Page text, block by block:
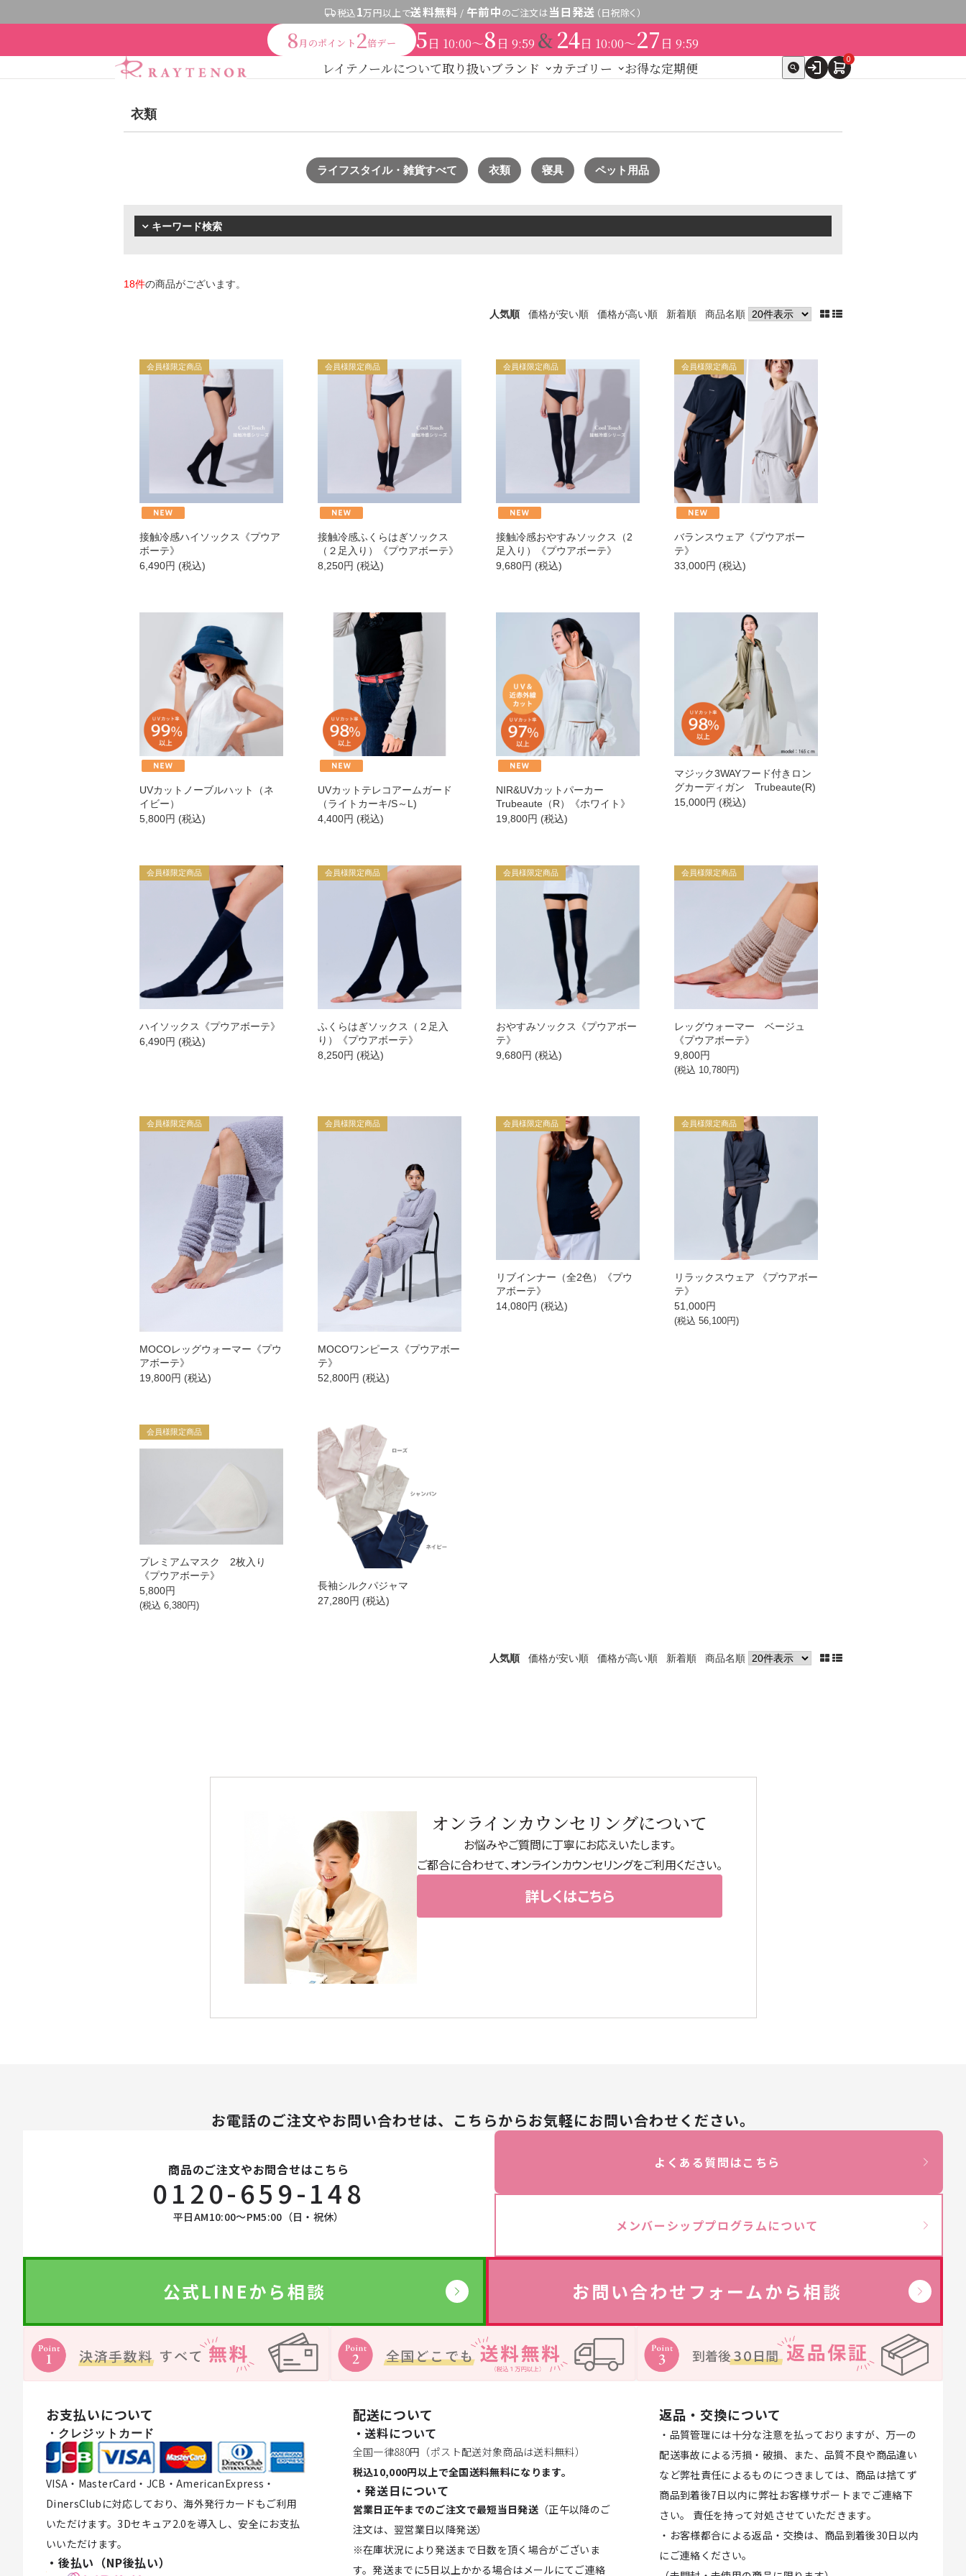
税込1万円以上で送料無料 / 午前中のご注文は当日発送 （日祝除く）
8月のポイント 2倍デー 5日 10:00〜8 日 9:59 &24日 10:00〜27 日 9:59
レイテノールについて取り扱いブランド
スキンケアシリーズ リノセント その他
ADS（ご契約者限定） 【会員様限定】DIVA アクレス ヴィプランツ その他（ここちあ）
エイチジン 2428 HBL UTOWA be-10 ストリ 【会員様限定】プウアボーテ
【会員様限定】ドクターセレクト
【会員様限定】エクシーズ
カテゴリー
ヘアケア
下地・ファンデーション パウダー チーク アイメイク リップ コスメ雑貨
オイル・クリーム
ライフスタイル・雑貨
お得な定期便 0
スキンケアシリーズ
その他 →
ADS（ご契約者限定） →
【会員様限定】DIVA
アクレス
ヴィプランツ
その他（ここちあ）
厳選セレクトブランド
エイチジン
UTOWA
be-10
ストリ
【会員様限定】プウアボーテ
【会員様限定】エクシーズ →
その他ブランド一覧
新商品 トライアル・初回セット
化粧水
保湿ジェル・クリーム
日焼け止め
パック・スペシャルケア
ヘアケア
ヘアカラー
その他ヘアケア用品
メイク
アイメイク
リップ
コスメ雑貨
サプリ・食品
衣類
ライフスタイル・雑貨すべて 衣類 寝具 ペット用品
キーワード検索
18件の商品がございます。
人気順 価格が安い順 価格が高い順 新着順 商品名順
会員様限定商品
接触冷感ハイソックス《プウア
ボーテ》
6,490円 (税込)
会員様限定商品
接触冷感ふくらはぎソックス
（２足入り）《プウアボーテ》
8,250円 (税込)
会員様限定商品
接触冷感おやすみソックス（2
足入り）《プウアボーテ》
9,680円 (税込)
会員様限定商品
バランスウェア《プウアボー
テ》
33,000円 (税込)
UVカットノーブルハット（ネ
イビー）
5,800円 (税込)
UVカットテレコアームガード
（ライトカーキ/S～L)
4,400円 (税込)
NIR&UVカットパーカー
Trubeaute（R）《ホワイト》
19,800円 (税込)
マジック3WAYフード付きロン
グカーディガン Trubeaute(R)
15,000円 (税込)
会員様限定商品
ハイソックス《プウアボーテ》
6,490円 (税込)
会員様限定商品
ふくらはぎソックス（２足入
り）《プウアボーテ》
8,250円 (税込)
会員様限定商品
おやすみソックス《プウアボー
テ》
9,680円 (税込)
会員様限定商品
レッグウォーマー ベージュ
《プウアボーテ》
9,800円
(税込 10,780円)
会員様限定商品
MOCOレッグウォーマー《プウ
アボーテ》
19,800円 (税込)
会員様限定商品
MOCOワンピース《プウアボー
テ》
52,800円 (税込)
会員様限定商品
リブインナー（全2色）《プウ
アボーテ》
14,080円 (税込)
会員様限定商品
リラックスウェア 《プウアボー
テ》
51,000円
(税込 56,100円)
会員様限定商品
プレミアムマスク 2枚入り
《プウアボーテ》
5,800円
(税込 6,380円)
長袖シルクパジャマ
27,280円 (税込)
人気順 価格が安い順 価格が高い順 新着順 商品名順
オンラインカウンセリングについて
お悩みやご質問に丁寧にお応えいたします。
ご都合に合わせて、オンラインカウンセリングをご利用ください。
詳しくはこちら
お電話のご注文やお問い合わせは、こちらからお気軽にお問い合わせください。
商品のご注文やお問合せはこちら
0120-659-148
平日AM10:00〜PM5:00（日・祝休）
よくある質問はこちら
メンバーシッププログラムについて
公式LINEから相談 お問い合わせフォームから相談
お支払いについて
・クレジットカード
VISA・MasterCard・JCB・AmericanExpress・
DinersClubに対応しており、海外発行カードもご利用
いただけます。3Dセキュア2.0を導入し、安全にお支払
いいただけます。
・後払い（NP後払い）
配送について
・送料について
全国一律880円（ポスト配送対象商品は送料無料）
税込10,000円以上で全国送料無料になります。
・発送日について
営業日正午までのご注文で最短当日発送（正午以降のご
注文は、翌営業日以降発送）
※在庫状況により発送まで日数を頂く場合がございま
す。発送までに5日以上かかる場合はメールにてご連絡
返品・交換について
・品質管理には十分な注意を払っておりますが、万一の
配送事故による汚損・破損、また、品質不良や商品違い
など弊社責任によるものにつきましては、商品は捨てず
商品到着後7日以内に弊社お客様サポートまでご連絡下
さい。 責任を持って対処させていただきます。
・お客様都合による返品・交換は、商品到着後30日以内
にご連絡ください。